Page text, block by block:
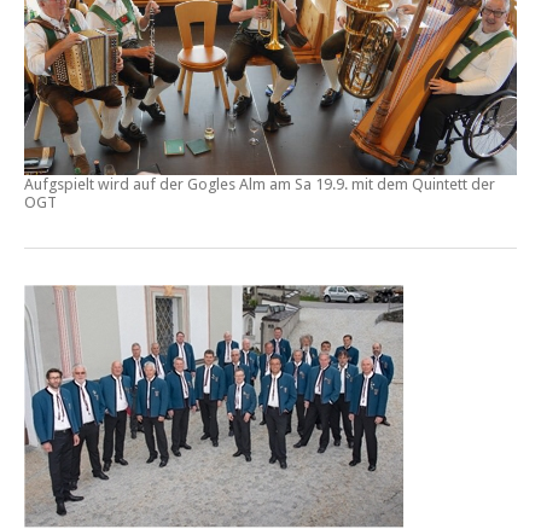
Aufgspielt wird auf der Gogles Alm am Sa 19.9. mit dem Quintett der
OGT